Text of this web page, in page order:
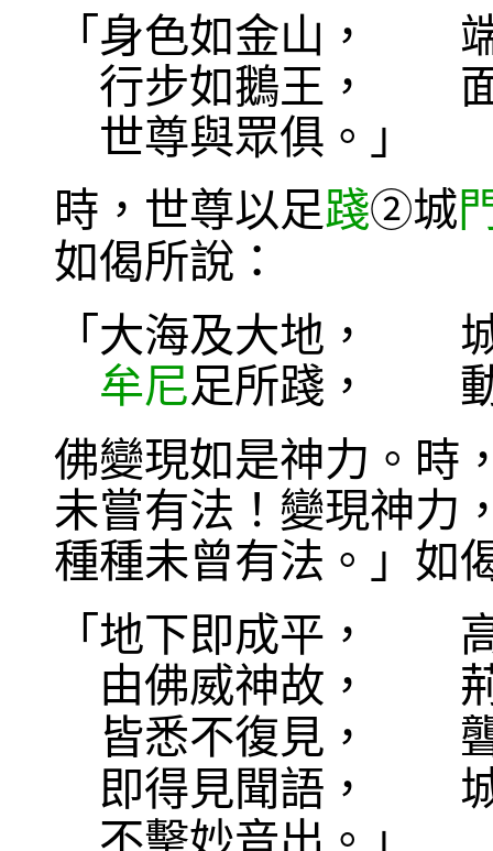
「身色如金山，
行步如鵝王， 面
世尊與眾俱。」
時，世尊以足踐②城
如偈所說：
「大海及大地，
牟尼足所踐， 動
佛變現如是神力。時
未嘗有法！變現神力
種種未曾有法。」如
「地下即成平，
由佛威神故，
皆悉不復見，
即得見聞語，
不擊妙音出。」